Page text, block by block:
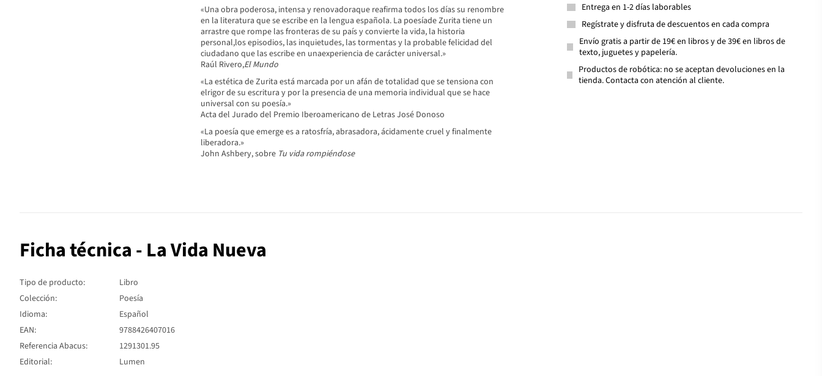
«Una obra poderosa, intensa y renovadoraque reafirma todos los días su renombre
en la literatura que se escribe en la lengua española. La poesíade Zurita tiene un
arrastre que rompe las fronteras de su país y convierte la vida, la historia
personal,los episodios, las inquietudes, las tormentas y la probable felicidad del
ciudadano que las escribe en unaexperiencia de carácter universal.»
Raúl Rivero,El Mundo
«La estética de Zurita está marcada por un afán de totalidad que se tensiona con
elrigor de su escritura y por la presencia de una memoria individual que se hace
universal con su poesía.»
Acta del Jurado del Premio Iberoamericano de Letras José Donoso
«La poesía que emerge es a ratosfría, abrasadora, ácidamente cruel y finalmente
liberadora.»
John Ashbery, sobre Tu vida rompiéndose
Entrega en 1-2 días laborables
Regístrate y disfruta de descuentos en cada compra
Envío gratis a partir de 19€ en libros y de 39€ en libros de
texto, juguetes y papelería.
Productos de robótica: no se aceptan devoluciones en la
tienda. Contacta con atención al cliente.
Ficha técnica - La Vida Nueva
Tipo de producto:
Libro
Colección:
Poesía
Idioma:
Español
EAN:
9788426407016
Referencia Abacus:
1291301.95
Editorial:
Lumen